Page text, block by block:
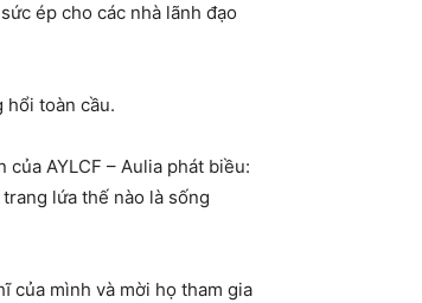
ép cho các nhà lãnh đạo
hổi toàn cầu.
AYLCF – Aulia phát biều:
lứa thế nào là sống
của mình và mời họ tham gia